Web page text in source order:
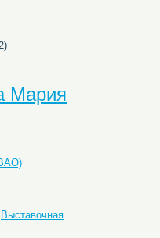
Мария
Выставочная